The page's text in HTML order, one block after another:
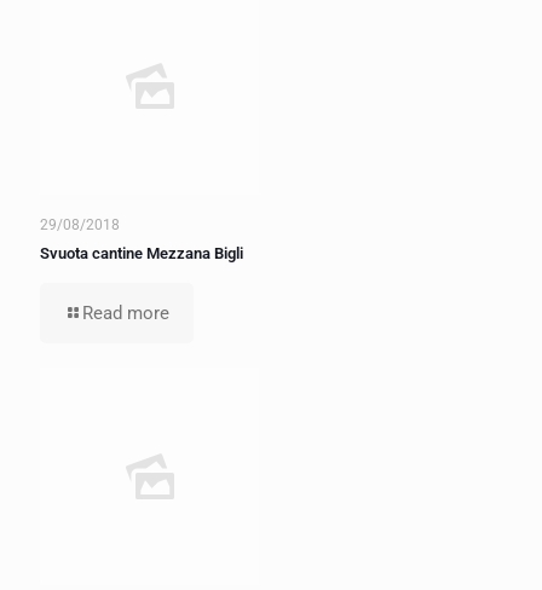
29/08/2018
Svuota cantine Mezzana Bigli
Read more